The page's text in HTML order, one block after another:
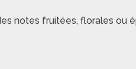
notes fruitées, florales ou